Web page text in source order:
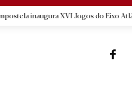
XVI Jogos do Eixo Atlântico com